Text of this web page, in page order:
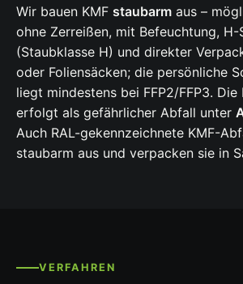
Wir bauen KMF staubarm aus –
ohne Zerreißen, mit Befeuchtung, H-
(Staubklasse H) und direkter
oder Foliensäcken; die persönliche
liegt mindestens bei FFP2/FFP3. Die
erfolgt als gefährlicher Abfall unter
Auch RAL-gekennzeichnete KMF-
staubarm aus und verpacken sie in
VERFAHREN